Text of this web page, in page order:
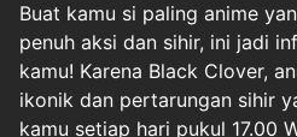
Buat kamu si paling anime
penuh aksi dan sihir, ini jadi
kamu! Karena Black Clover,
ikonik dan pertarungan sihir
kamu setiap hari pukul 17.00